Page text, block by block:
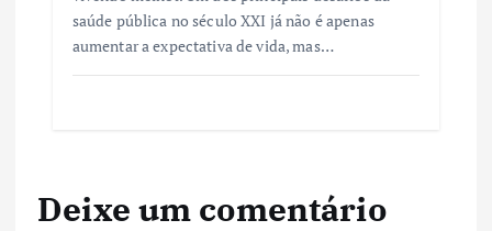
saúde pública no século XXI já não é apenas
aumentar a expectativa de vida, mas…
Deixe um comentário